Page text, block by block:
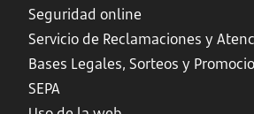
Seguridad online
Servicio de Reclamaciones y
Bases Legales, Sorteos y
SEPA